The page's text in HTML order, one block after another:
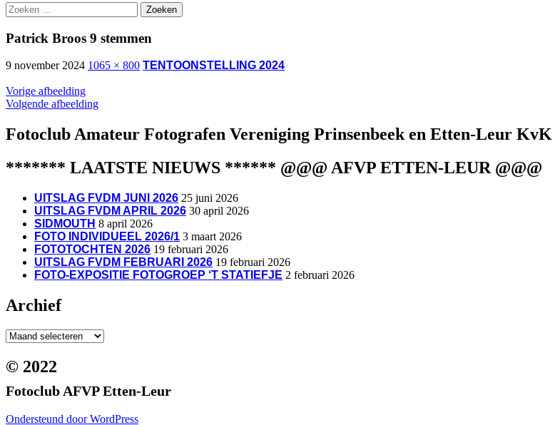
Zoeken
naar:
Patrick Broos 9 stemmen
9 november 2024 1065 × 800 TENTOONSTELLING 2024
Vorige afbeelding
Volgende afbeelding
Fotoclub Amateur Fotografen Vereniging Prinsenbeek en Etten-Leur KvK
******* LAATSTE NIEUWS ****** @@@ AFVP ETTEN-LEUR @@@
UITSLAG FVDM JUNI 2026 25 juni 2026
UITSLAG FVDM APRIL 2026 30 april 2026
SIDMOUTH 8 april 2026
FOTO INDIVIDUEEL 2026/1 3 maart 2026
FOTOTOCHTEN 2026 19 februari 2026
UITSLAG FVDM FEBRUARI 2026 19 februari 2026
FOTO-EXPOSITIE FOTOGROEP ‘T STATIEFJE 2 februari 2026
Archief
Archief
© 2022
Fotoclub AFVP Etten-Leur
Ondersteund door WordPress